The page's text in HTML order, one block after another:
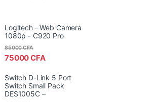
Logitech - Web Camera
1080p - C920 Pro
75000CFA
85000CFA
Switch D-Link 5 Port
Switch Small Pack
DES1005C –